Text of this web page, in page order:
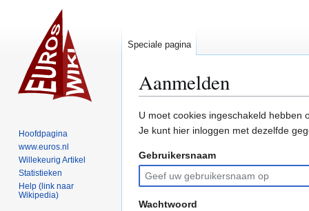
Aanmelden
Naar
navigatie
Naar
zoeken
U moet cookies ingeschakeld hebben
Je kunt hier inloggen met dezelfde
Gebruikersnaam
Wachtwoord
Speciale pagina
Hoofdpagina
www.euros.nl
Willekeurig Artikel
Statistieken
Help (link naar
Wikipedia)